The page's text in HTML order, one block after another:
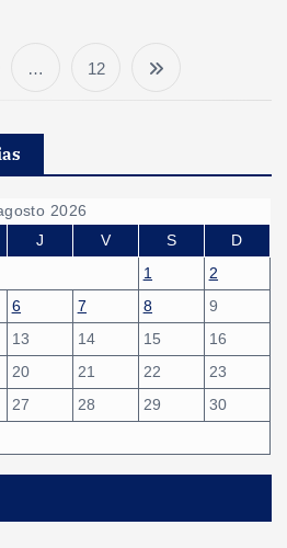
a
g
i
n
a
c
i
ó
… 12
2026
J V S
D
1
2
6 7 8
9
13 14 15
16
20 21 22
23
27 28 29
30